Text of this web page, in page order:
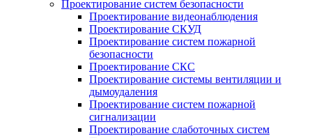
Проектирование систем безопасности
Проектирование видеонаблюдения
Проектирование СКУД
Проектирование систем пожарной
безопасности
Проектирование СКС
Проектирование системы вентиляции и
дымоудаления
Проектирование систем пожарной
сигнализации
Проектирование слаботочных систем